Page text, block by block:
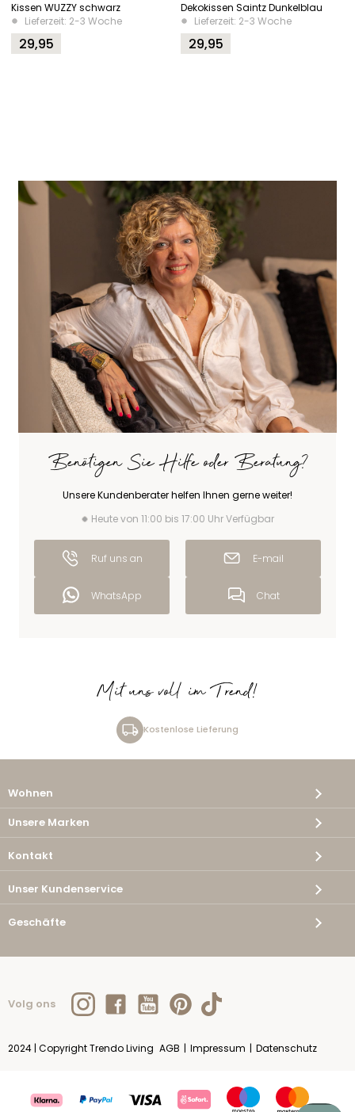
Kissen WUZZY schwarz
Lieferzeit: 2-3 Woche
29,95
Dekokissen Saintz Dunkelblau
Lieferzeit: 2-3 Woche
29,95
Benötigen Sie Hilfe oder Beratung?
Unsere Kundenberater helfen Ihnen gerne weiter!
Heute von 11:00 bis 17:00 Uhr Verfügbar
Ruf uns an E-mail
WhatsApp Chat
Mit uns voll im Trend!
Kostenlose Lieferung
Wohnen
Unsere Marken
Kontakt
Unser Kundenservice
Geschäfte
Volg ons
2024 | Copyright Trendo Living AGB | Impressum | Datenschutz